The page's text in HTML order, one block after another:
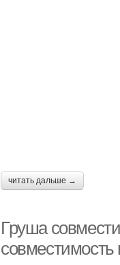
читать дальше →
Груша